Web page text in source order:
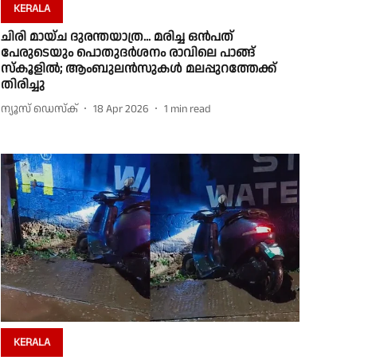
KERALA
ചിരി മായ്ച ദുരന്തയാത്ര... മരിച്ച ഒൻപത്
പേരുടെയും പൊതുദർശനം രാവിലെ പാങ്ങ്
സ്കൂളിൽ; ആംബുലൻസുകൾ മലപ്പുറത്തേക്ക്
തിരിച്ചു
ന്യൂസ് ഡെസ്ക് 18 Apr 2026 1 min read
KERALA